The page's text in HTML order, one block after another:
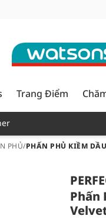
Hồ Chí Minh
Trang Điểm
PHỦ/PHẤN PHỦ KIỀM
Phấn